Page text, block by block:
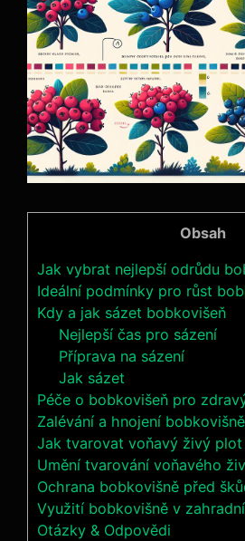
Obsah
Jak vybrat nejlepší odrůdu
Ideální podmínky pro růst
Kdy a jak sázet bobkovišeň
Nejlepší čas pro sázení
Příprava na sázení
Jak sázet
Péče o bobkovišeň pro
Zalévání a hnojení bobkovišně
Jak tvarovat voňavý živý plot
Umění tvarování voňavého
Ochrana bobkovišně před
Využití bobkovišně v
Otázky & Odpovědi